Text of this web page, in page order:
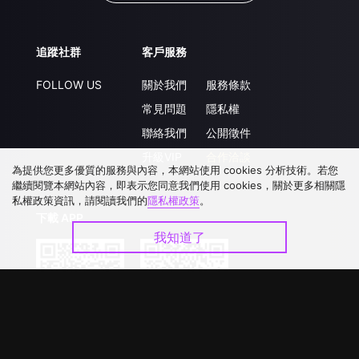
追蹤社群
FOLLOW US
客戶服務
關於我們
常見問題
聯絡我們
服務條款
隱私權
公開徵件
為提供您更多優質的服務與內容，本網站使用 cookies 分析技術。若您
繼續閱覽本網站內容，即表示您同意我們使用 cookies，關於更多相關隱
私權政策資訊，請閱讀我們的隱私權政策。
我知道了